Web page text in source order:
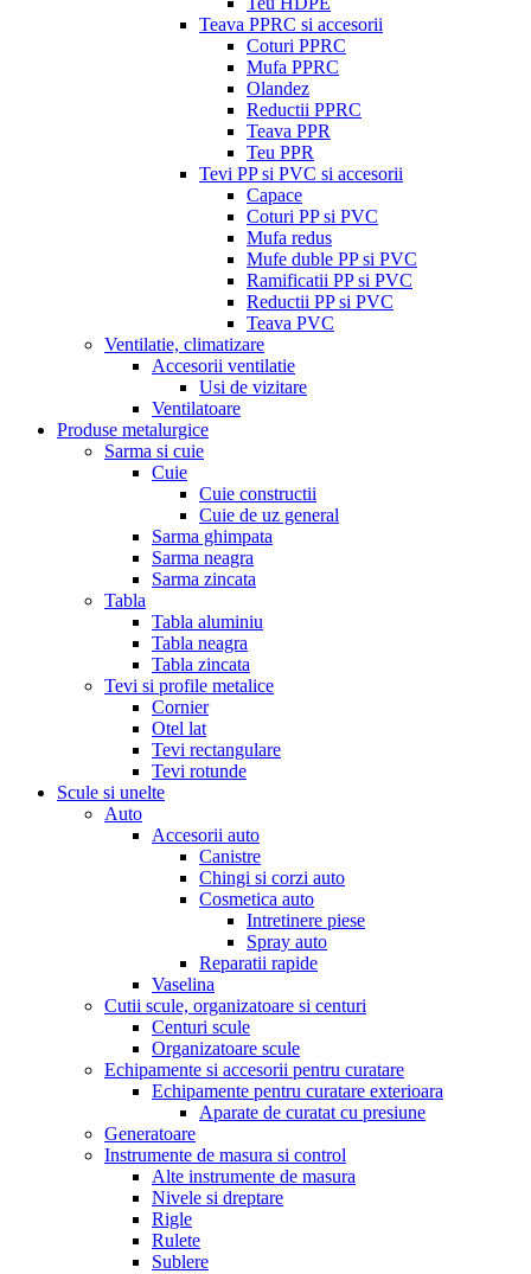
Teava PPRC si accesorii
Coturi PPRC
Mufa PPRC
Olandez
Reductii PPRC
Teava PPR
Teu PPR
Tevi PP si PVC si accesorii
Capace
Coturi PP si PVC
Mufa redus
Mufe duble PP si PVC
Ramificatii PP si PVC
Reductii PP si PVC
Teava PVC
Ventilatie, climatizare
Accesorii ventilatie
Usi de vizitare
Ventilatoare
Produse metalurgice
Sarma si cuie
Cuie
Cuie constructii
Cuie de uz general
Sarma ghimpata
Sarma neagra
Sarma zincata
Tabla
Tabla aluminiu
Tabla neagra
Tabla zincata
Tevi si profile metalice
Cornier
Otel lat
Tevi rectangulare
Tevi rotunde
Scule si unelte
Auto
Accesorii auto
Canistre
Chingi si corzi auto
Cosmetica auto
Intretinere piese
Spray auto
Reparatii rapide
Vaselina
Cutii scule, organizatoare si centuri
Centuri scule
Organizatoare scule
Echipamente si accesorii pentru curatare
Echipamente pentru curatare exterioara
Aparate de curatat cu presiune
Generatoare
Instrumente de masura si control
Alte instrumente de masura
Nivele si dreptare
Rigle
Rulete
Sublere